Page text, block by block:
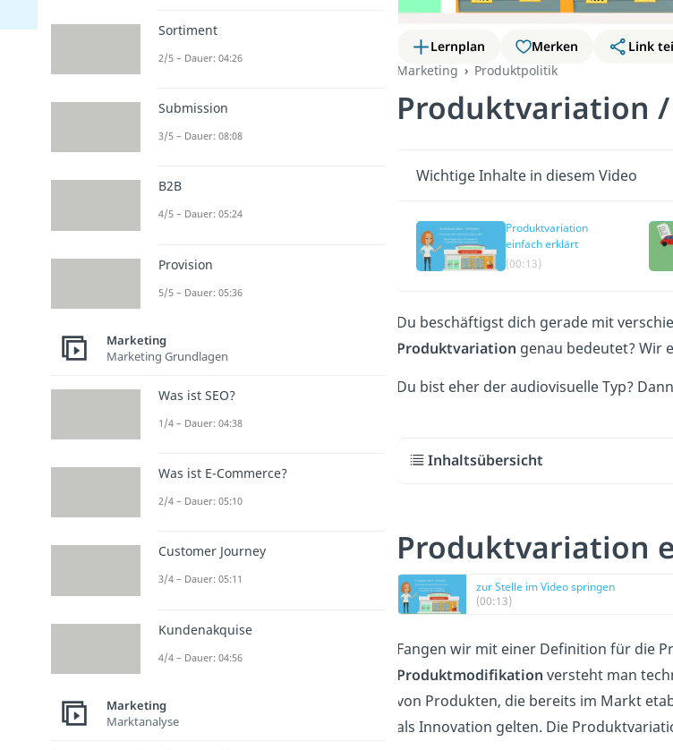
Lernplan Merken
Link
Marketing
Produktpolitik
Produktvariation
Wichtige Inhalte in diesem Video
Produktvariation
einfach erklärt
(00:13)
Du beschäftigst dich gerade mit
Produktvariation genau bedeutet? Wir
Du bist eher der audiovisuelle Typ?
Inhaltsübersicht
Produktvariation
zur Stelle im Video springen
(00:13)
Fangen wir mit einer Definition für die
Produktmodifikation versteht man
von Produkten, die bereits im Markt
als Innovation gelten. Die
Sortiment
2/5 – Dauer: 04:26
Submission
3/5 – Dauer: 08:08
B2B
4/5 – Dauer: 05:24
Provision
5/5 – Dauer: 05:36
Marketing
Marketing Grundlagen
Was ist SEO?
1/4 – Dauer: 04:38
Was ist E-Commerce?
2/4 – Dauer: 05:10
Customer Journey
3/4 – Dauer: 05:11
Kundenakquise
4/4 – Dauer: 04:56
Marketing
Marktanalyse